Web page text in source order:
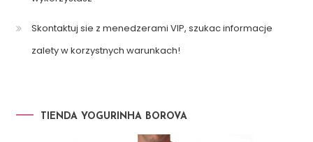
Skontaktuj sie z menedzerami VIP, szukac informacje
zalety w korzystnych warunkach!
TIENDA YOGURINHA BOROVA